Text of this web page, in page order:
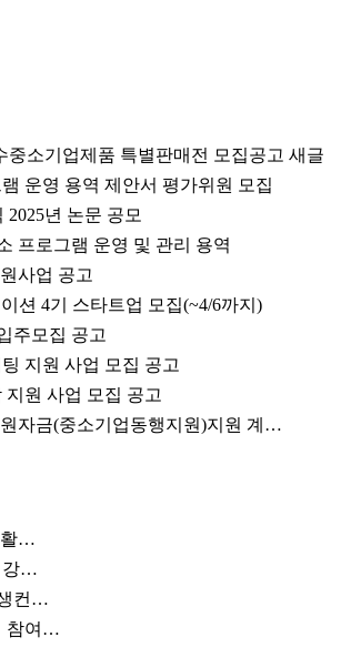
중소기업제품 특별판매전 모집공고 새글
운영 용역 제안서 평가위원 모집
년 논문 공모
프로그램 운영 및 관리 용역
사업 공고
션 4기 스타트업 모집(~4/6까지)
주모집 공고
지원 사업 모집 공고
지원 사업 모집 공고
자금(중소기업동행지원)지원 계…
활…
강…
컨…
참여…